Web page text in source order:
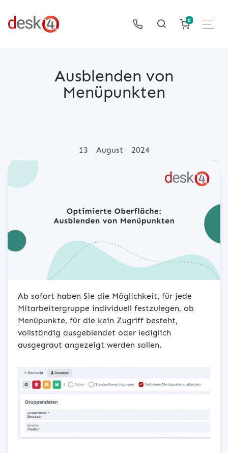
0
Ausblenden von
Menüpunkten
13 August 2024
Ab sofort haben Sie die Möglichkeit, für jede
Mitarbeitergruppe individuell festzulegen, ob
Menüpunkte, für die kein Zugriff besteht,
vollständig ausgeblendet oder lediglich
ausgegraut angezeigt werden sollen.